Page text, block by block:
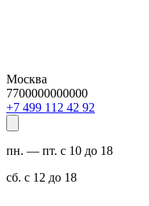
Москва
7700000000000
29 24 211 994 7+
пн. — пт. с 10 до 18
сб. с 12 до 18